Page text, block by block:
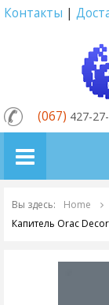
Контакты |
(067) 427-
Вы здесь: Home
Капитель Orac Decor